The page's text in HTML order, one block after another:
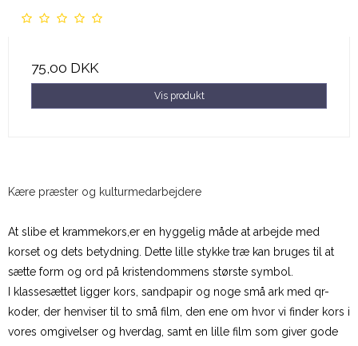
75,00 DKK
Vis produkt
Kære præster og kulturmedarbejdere
At slibe et krammekors,er en hyggelig måde at arbejde med
korset og dets betydning. Dette lille stykke træ kan bruges til at
sætte form og ord på kristendommens største symbol.
I klassesættet ligger kors, sandpapir og noge små ark med qr-
koder, der henviser til to små film, den ene om hvor vi finder kors i
vores omgivelser og hverdag, samt en lille film som giver gode